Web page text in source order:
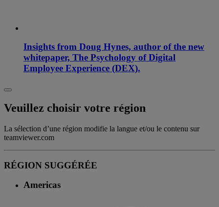
Insights from Doug Hynes, author of the new
whitepaper, The Psychology of Digital
Employee Experience (DEX).
Veuillez choisir votre région
La sélection d’une région modifie la langue et/ou le contenu sur
teamviewer.com
RÉGION SUGGÉRÉE
Americas